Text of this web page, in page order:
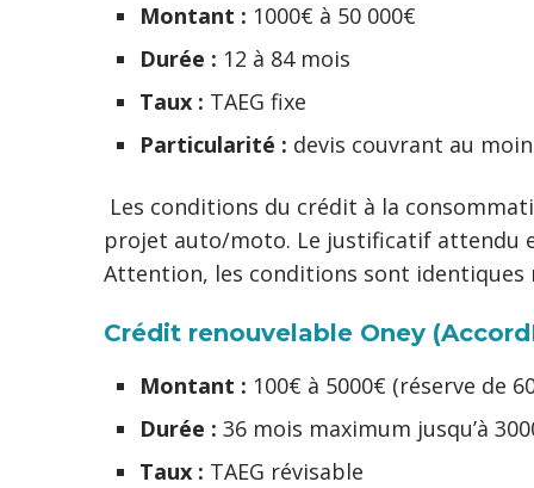
Montant : 1000€ à 50 000€
Durée : 12 à 84 mois
Taux : TAEG fixe
Particularité : devis couvrant au
Les conditions du crédit à la
projet auto/moto. Le justificatif attendu
Attention, les conditions sont
Crédit renouvelable Oney
Montant : 100€ à 5000€ (réserve de
Durée : 36 mois maximum jusqu’à
Taux : TAEG révisable